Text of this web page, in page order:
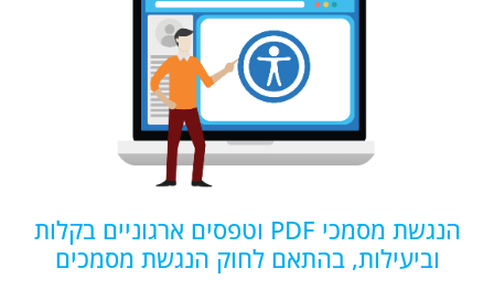
הנגשת מסמכי PDF וטפסים ארגוניים בקלות
וביעילות, בהתאם לחוק הנגשת מסמכים